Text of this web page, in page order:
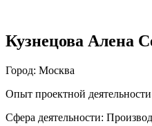
Кузнецова Алена
Город: Москва
Опыт проектной деятельности
Сфера деятельности: